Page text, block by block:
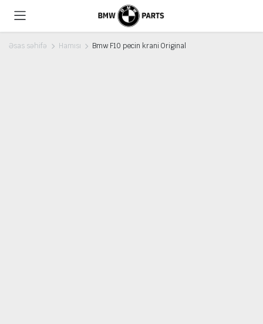
Əsas səhifə Hamısı Bmw F10 pecin krani Original